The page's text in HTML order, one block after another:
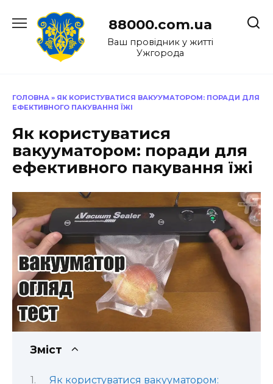
до
88000.com.ua
Ваш провідник у житті
Ужгорода
ГОЛОВНА » ЯК КОРИСТУВАТИСЯ ВАКУУМАТОРОМ: ПОРАДИ ДЛЯ
ЕФЕКТИВНОГО ПАКУВАННЯ ЇЖІ
Як користуватися
вакууматором: поради для
ефективного пакування їжі
Зміст
Як користуватися вакууматором: